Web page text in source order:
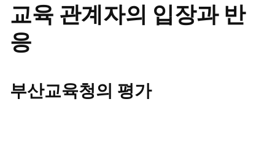
교육 관계자의 입장과 반
응
부산교육청의 평가